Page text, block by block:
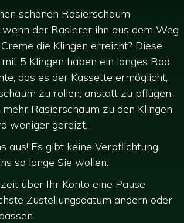
schönen Rasierschaum
der Rasierer ihn aus dem Weg
die Klingen erreicht? Diese
5 Klingen haben ein langes Rad
das es der Kassette ermöglicht,
zu rollen, anstatt zu pflügen.
Rasierschaum zu den Klingen
weniger gereizt.
aus! Es gibt keine Verpflichtung,
so lange Sie wollen.
über Ihr Konto eine Pause
Zustellungsdatum ändern oder